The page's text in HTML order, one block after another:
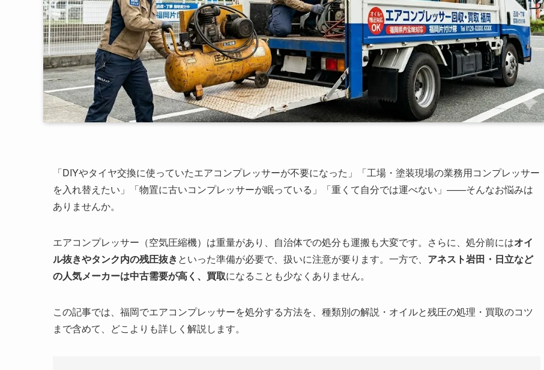
「DIYやタイヤ交換に使っていたエアコンプレッサーが不要になった」「工場・塗装現場の業務用コンプレッサー
を入れ替えたい」「物置に古いコンプレッサーが眠っている」「重くて自分では運べない」——そんなお悩みは
ありませんか。
エアコンプレッサー（空気圧縮機）は重量があり、自治体での処分も運搬も大変です。さらに、処分前にはオイ
ル抜きやタンク内の残圧抜きといった準備が必要で、扱いに注意が要ります。一方で、 アネスト岩田・日立など
の人気メーカーは中古需要が高く、買取になることも少なくありません。
この記事では、福岡でエアコンプレッサーを処分する方法を、種類別の解説・オイルと残圧の処理・買取のコツ
まで含めて、どこよりも詳しく解説します。